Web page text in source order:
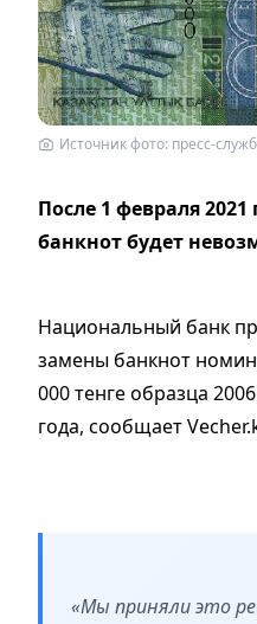
Источник фото: пресс-
После 1 февраля
банкнот будет
Национальный банк
замены банкнот
000 тенге образца
года, сообщает
«Мы приняли это